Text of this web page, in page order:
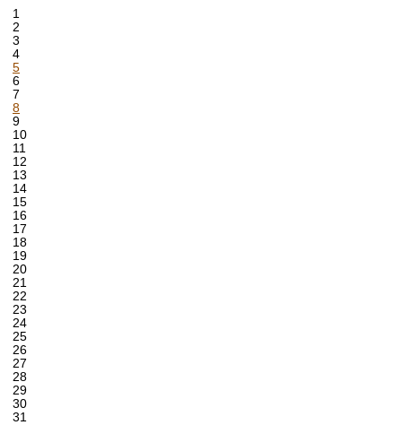
1
2
3
4
5
6
7
8
9
10
11
12
13
14
15
16
17
18
19
20
21
22
23
24
25
26
27
28
29
30
31